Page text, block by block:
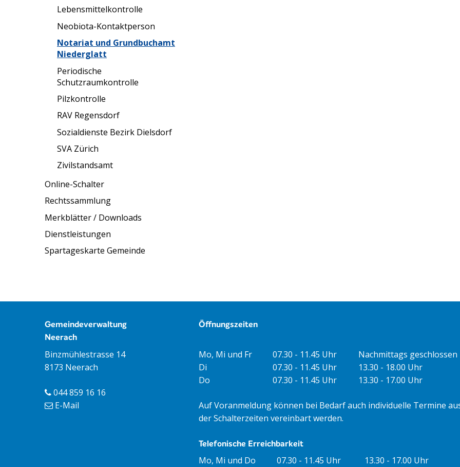
Lebensmittelkontrolle
Neobiota-Kontaktperson
Notariat und Grundbuchamt
Niederglatt
Periodische
Schutzraumkontrolle
Pilzkontrolle
RAV Regensdorf
Sozialdienste Bezirk Dielsdorf
SVA Zürich
Zivilstandsamt
Online-Schalter
Rechtssammlung
Merkblätter / Downloads
Dienstleistungen
Spartageskarte Gemeinde
Gemeindeverwaltung
Neerach
Binzmühlestrasse 14
8173 Neerach
044 859 16 16
E-Mail
Öffnungszeiten
Öffnungszeiten VormittagÖffnungszeiten Nachmittag
Mo, Mi und Fr 07.30 - 11.45 Uhr
Nachmittags geschlossen
Di
07.30 - 11.45 Uhr
13.30 - 18.00 Uhr
Do
07.30 - 11.45 Uhr 13.30 - 17.00 Uhr
Auf Voranmeldung können bei Bedarf auch individuelle Termine
der Schalterzeiten vereinbart werden.
Telefonische Erreichbarkeit
Tag Öffnungszeiten Vormittag Öffnungszeiten Nachmittag
Mo, Mi und Do 07.30 - 11.45 Uhr 13.30 - 17.00 Uhr